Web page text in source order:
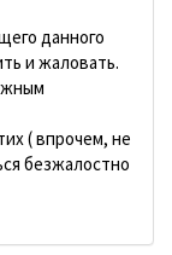
данного
и жаловать.
( впрочем, не
безжалостно